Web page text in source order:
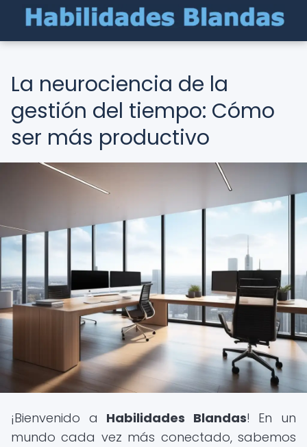
La neurociencia de la
gestión del tiempo: Cómo
ser más productivo
¡Bienvenido a Habilidades Blandas! En un
mundo cada vez más conectado, sabemos